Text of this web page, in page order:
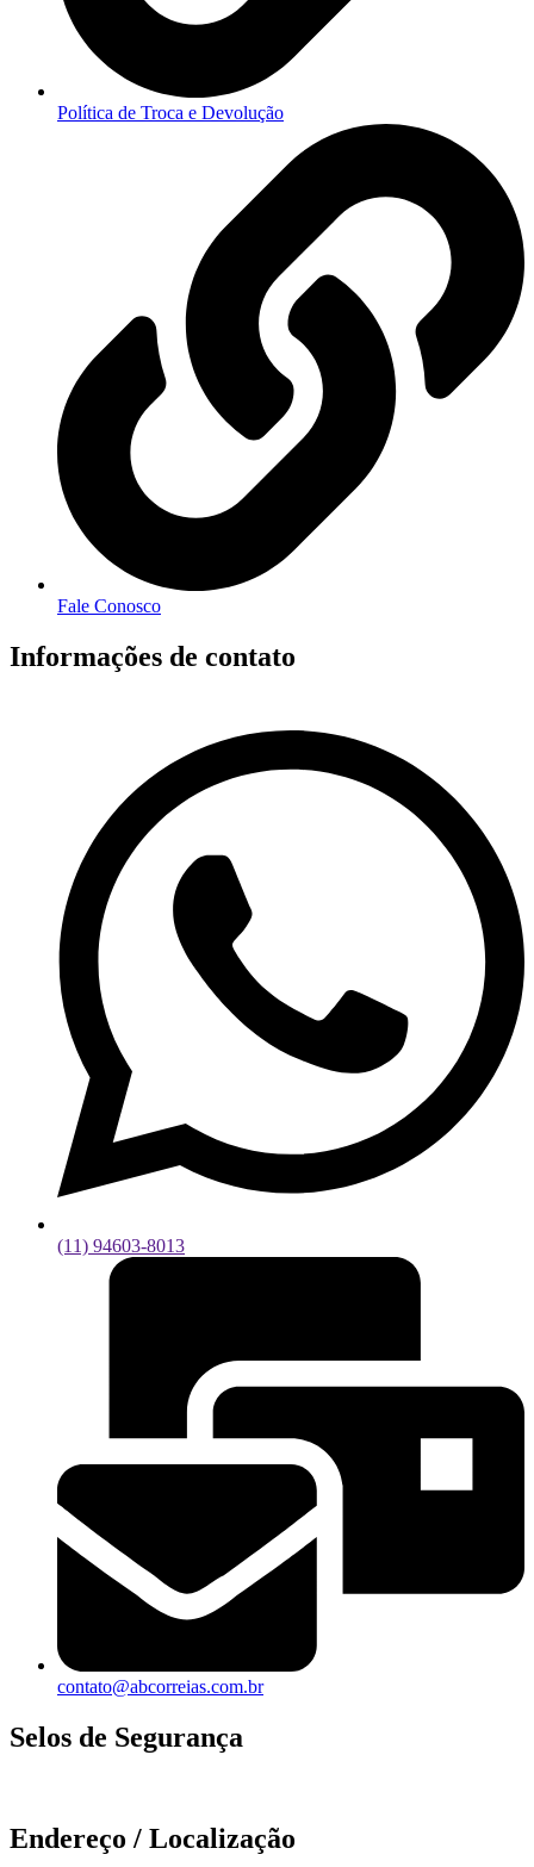
Política de Troca e Devolução
Fale Conosco
Informações de contato
(11) 94603-8013
contato@abcorreias.com.br
Selos de Segurança
Endereço / Localização